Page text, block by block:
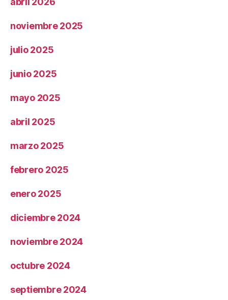
noviembre 2025
julio 2025
junio 2025
mayo 2025
abril 2025
marzo 2025
febrero 2025
enero 2025
diciembre 2024
noviembre 2024
octubre 2024
septiembre 2024